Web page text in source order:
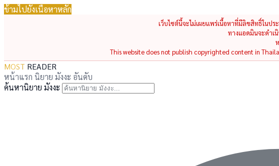
ข้ามไปยังเนื้อหาหลัก
เว็บไซต์นี้จะไม่เผยแพร่เนื้อหาที่มีลิขสิทธิ์ในป
ทางแอดมินจะดำเ
This website does not publish copyrighted content in
MOST READER
หน้าแรก นิยาย มังงะ อันดับ
ค้นหานิยาย มังงะ